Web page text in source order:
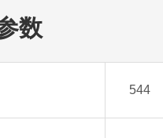
数
544